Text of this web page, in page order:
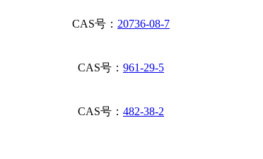
CAS号： 20736-08-7
CAS号： 961-29-5
CAS号： 482-38-2